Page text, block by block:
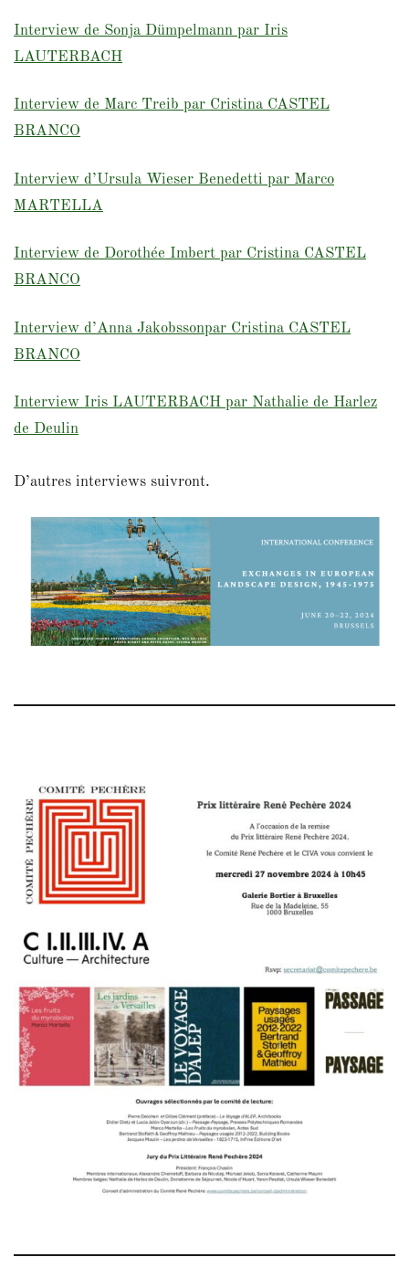
Interview de Sonja Dümpelmann par Iris
LAUTERBACH
Interview de Marc Treib par Cristina CASTEL
BRANCO
Interview d’Ursula Wieser Benedetti par Marco
MARTELLA
Interview de Dorothée Imbert par Cristina CASTEL
BRANCO
Interview d’Anna Jakobssonpar Cristina CASTEL
BRANCO
Interview Iris LAUTERBACH par Nathalie de Harlez
de Deulin
D’autres interviews suivront.